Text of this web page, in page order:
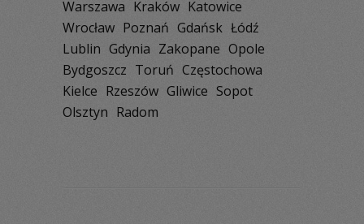
Warszawa Kraków Katowice
Wrocław Poznań Gdańsk Łódź
Lublin Gdynia Zakopane Opole
Bydgoszcz Toruń Częstochowa
Kielce Rzeszów Gliwice Sopot
Olsztyn Radom